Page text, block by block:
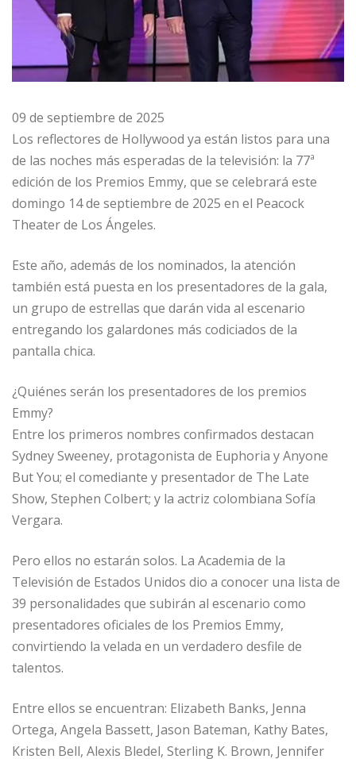
09 de septiembre de 2025
Los reflectores de Hollywood ya están listos para una
de las noches más esperadas de la televisión: la 77ª
edición de los Premios Emmy, que se celebrará este
domingo 14 de septiembre de 2025 en el Peacock
Theater de Los Ángeles.
Este año, además de los nominados, la atención
también está puesta en los presentadores de la gala,
un grupo de estrellas que darán vida al escenario
entregando los galardones más codiciados de la
pantalla chica.
¿Quiénes serán los presentadores de los premios
Emmy?
Entre los primeros nombres confirmados destacan
Sydney Sweeney, protagonista de Euphoria y Anyone
But You; el comediante y presentador de The Late
Show, Stephen Colbert; y la actriz colombiana Sofía
Vergara.
Pero ellos no estarán solos. La Academia de la
Televisión de Estados Unidos dio a conocer una lista de
39 personalidades que subirán al escenario como
presentadores oficiales de los Premios Emmy,
convirtiendo la velada en un verdadero desfile de
talentos.
Entre ellos se encuentran: Elizabeth Banks, Jenna
Ortega, Angela Bassett, Jason Bateman, Kathy Bates,
Kristen Bell, Alexis Bledel, Sterling K. Brown, Jennifer